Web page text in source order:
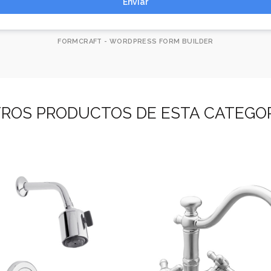
FORMCRAFT - WORDPRESS FORM BUILDER
PRODUCTOS DE ESTA